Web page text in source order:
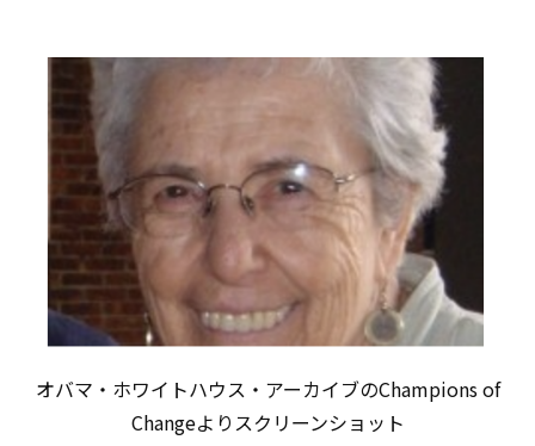
オバマ・ホワイトハウス・アーカイブのChampions of
Changeよりスクリーンショット